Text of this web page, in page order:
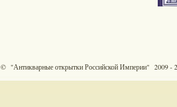
© "Антикварные открытки Российской Империи" 2009 -